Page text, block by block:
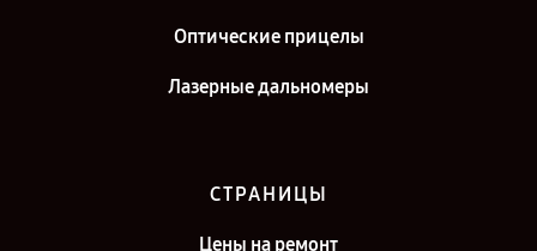
Оптические прицелы
Лазерные дальномеры
СТРАНИЦЫ
Цены на ремонт